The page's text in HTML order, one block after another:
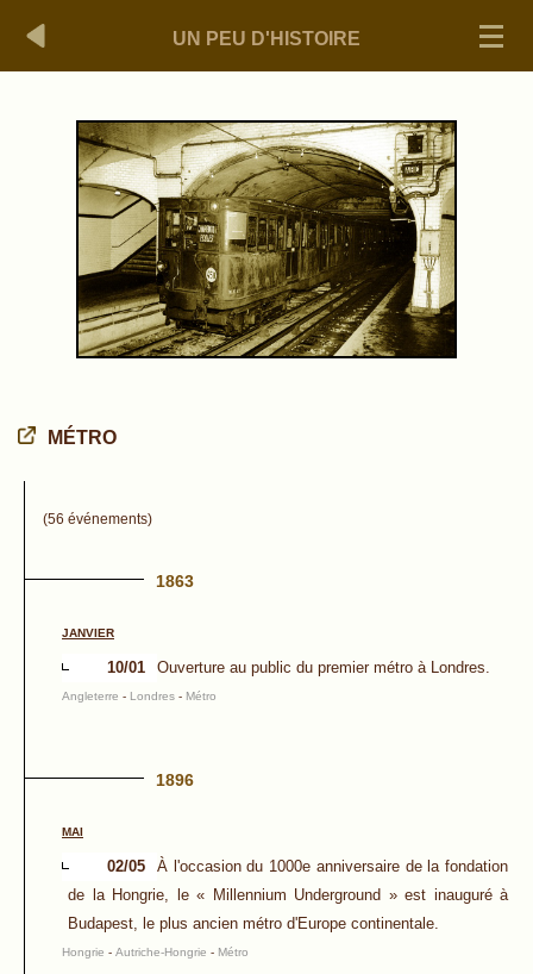
UN PEU D'HISTOIRE
MÉTRO
(56 événements)
1863
JANVIER
10/01 Ouverture au public du premier métro à Londres.
Angleterre - Londres - Métro
1896
MAI
02/05
À l'occasion du 1000e anniversaire de la fondation
de la Hongrie, le « Millennium Underground » est inauguré à
Budapest, le plus ancien métro d'Europe continentale.
Hongrie - Autriche-Hongrie - Métro